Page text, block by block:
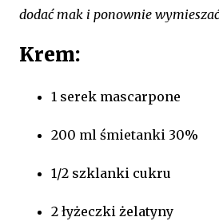
dodać mak i ponownie
Krem:
1 serek mascarpone
200 ml śmietanki 30%
1/2 szklanki cukru
2 łyżeczki żelatyny